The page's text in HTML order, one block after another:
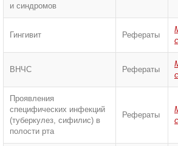
и синдромов
Гингивит Рефераты
ВНЧС Рефераты
Проявления
специфических инфекций
(туберкулез, сифилис) в
полости рта
Рефераты